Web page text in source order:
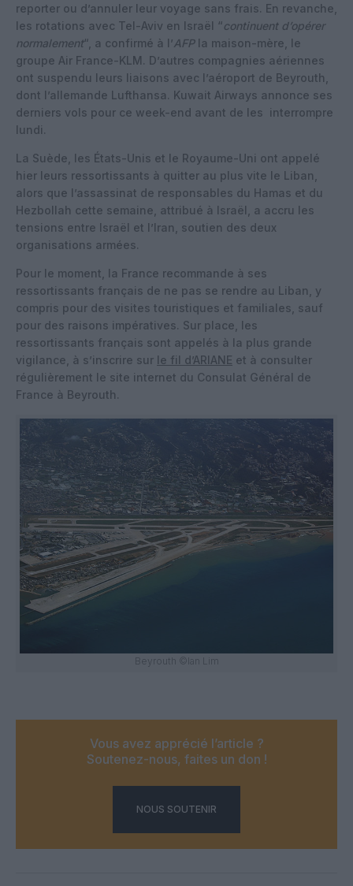
reporter ou d’annuler leur voyage sans frais. En revanche,
les rotations avec Tel-Aviv en Israël “continuent d’opérer
normalement“, a confirmé à l’AFPla maison-mère, le
groupe Air France-KLM. D’autres compagnies aériennes
ont suspendu leurs liaisons avec l’aéroport de Beyrouth,
dont l’allemande Lufthansa. Kuwait Airways annonce ses
derniers vols pour ce week-end avant de les interrompre
lundi.
La Suède, les États-Unis et le Royaume-Uni ont appelé
hier leurs ressortissants à quitter au plus vite le Liban,
alors que l’assassinat de responsables du Hamas et du
Hezbollah cette semaine, attribué à Israël, a accru les
tensions entre Israël et l’Iran, soutien des deux
organisations armées.
Pour le moment, la France recommande à ses
ressortissants français de ne pas se rendre au Liban, y
compris pour des visites touristiques et familiales, sauf
pour des raisons impératives. Sur place, les
ressortissants français sont appelés à la plus grande
vigilance, à s’inscrire sur le fil d’ARIANE et à consulter
régulièrement le site internet du Consulat Général de
France à Beyrouth.
Beyrouth ©Ian Lim
Vous avez apprécié l’article ?
Soutenez-nous, faites un don !
NOUS SOUTENIR